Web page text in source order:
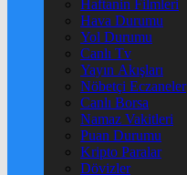
Haftanin Filmleri
Hava Durumu
Yol Durumu
Canlı Tv
Yayın Akışları
Nöbetçi Eczaneler
Canlı Borsa
Namaz Vakitleri
Puan Durumu
Kripto Paralar
Dövizler